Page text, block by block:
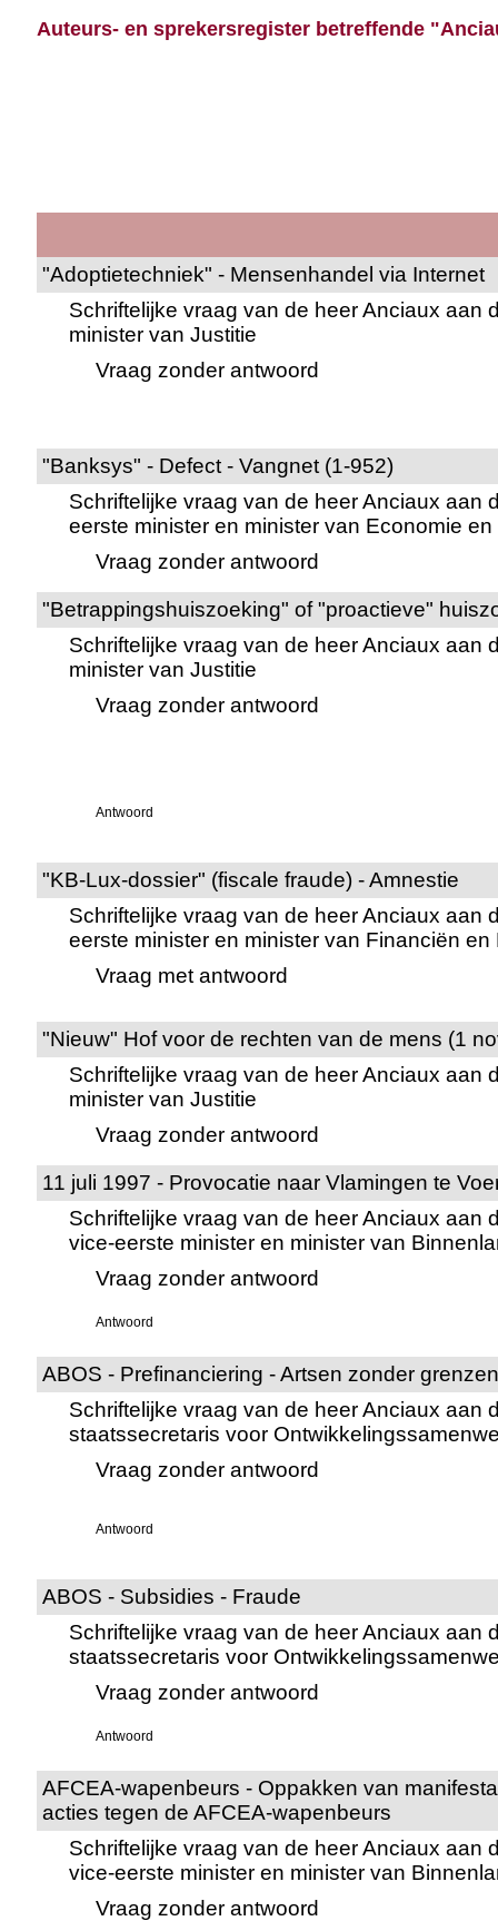
Auteurs- en sprekersregister betreffende
"Adoptietechniek" - Mensenhandel via Internet
Schriftelijke vraag van de heer Anciaux aan
minister van Justitie
Vraag zonder antwoord
"Banksys" - Defect - Vangnet (1-952)
Schriftelijke vraag van de heer Anciaux aan
eerste minister en minister van Economie
Vraag zonder antwoord
"Betrappingshuiszoeking" of "proactieve"
Schriftelijke vraag van de heer Anciaux aan
minister van Justitie
Vraag zonder antwoord
Antwoord
"KB-Lux-dossier" (fiscale fraude) - Amnestie
Schriftelijke vraag van de heer Anciaux aan
eerste minister en minister van Financiën
Vraag met antwoord
"Nieuw" Hof voor de rechten van de mens (1
Schriftelijke vraag van de heer Anciaux aan
minister van Justitie
Vraag zonder antwoord
11 juli 1997 - Provocatie naar Vlamingen te
Schriftelijke vraag van de heer Anciaux aan
vice-eerste minister en minister van
Vraag zonder antwoord
Antwoord
ABOS - Prefinanciering - Artsen zonder
Schriftelijke vraag van de heer Anciaux aan
staatssecretaris voor
Vraag zonder antwoord
Antwoord
ABOS - Subsidies - Fraude
Schriftelijke vraag van de heer Anciaux aan
staatssecretaris voor
Vraag zonder antwoord
Antwoord
AFCEA-wapenbeurs - Oppakken van
acties tegen de AFCEA-wapenbeurs
Schriftelijke vraag van de heer Anciaux aan
vice-eerste minister en minister van
Vraag zonder antwoord